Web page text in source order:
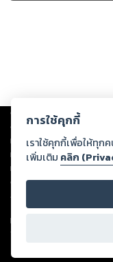
Copyright © 2026
ต่อผลงานหรือเนื้อหาใดที่อัป
ทรัพย์สินทางปัญญาของบุค
ทุกท่านโปรดใช้วิจารณญาณ
หนึ่งส่วนใดขัดต่อกฎหมายแ
ดำเนินการในทันที ทั้งนี้ ท
ลิขสิทธิ์ พ.ศ. 2537 (ฉบับล่าสุ
For support:
Version
การใช้คุกกี้
เราใช้คุกกี้เพื่อให้ทุก
เพิ่มเติม คลิก